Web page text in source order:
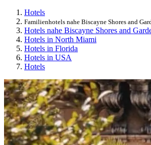
Hotels
Familienhotels nahe Biscayne Shores and
Hotels nahe Biscayne Shores and
Hotels in North Miami
Hotels in Florida
Hotels in USA
Hotels